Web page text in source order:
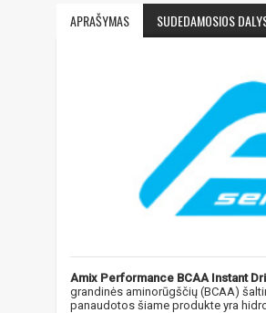
APRAŠYMAS SUDEDAMOSIOS
Amix Performance BCAA Instant
grandinės aminorūgščių (BCAA)
panaudotos šiame produkte yra